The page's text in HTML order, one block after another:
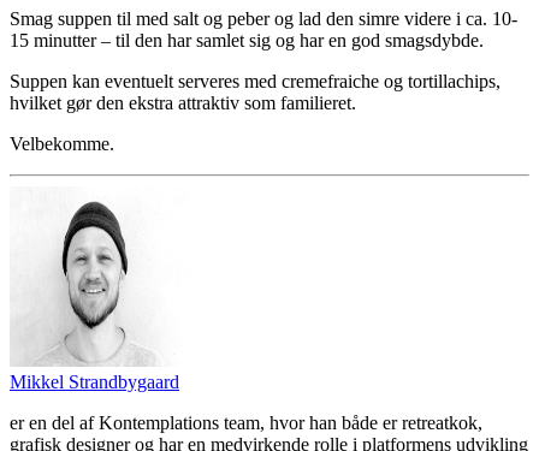
Smag suppen til med salt og peber og lad den simre videre i ca. 10-
15 minutter – til den har samlet sig og har en god smagsdybde.
Suppen kan eventuelt serveres med cremefraiche og tortillachips,
hvilket gør den ekstra attraktiv som familieret.
Velbekomme.
Mikkel Strandbygaard
er en del af Kontemplations team, hvor han både er retreatkok,
grafisk designer og har en medvirkende rolle i platformens udvikling